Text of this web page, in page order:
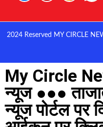
2024 Reserved MY CIRCLE
My Circle
न्यूज ●●●
न्यूज पोर्टल पर